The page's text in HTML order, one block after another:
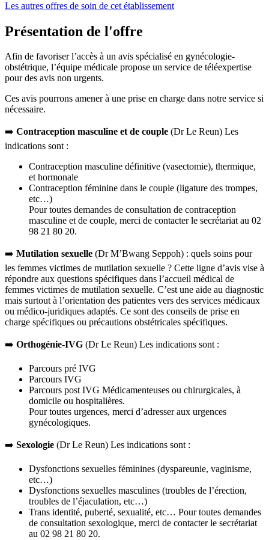
Les autres offres de soin de cet établissement
Présentation de l'offre
Afin de favoriser l’accès à un avis spécialisé en gynécologie-
obstétrique, l’équipe médicale propose un service de téléexpertise
pour des avis non urgents.
Ces avis pourrons amener à une prise en charge dans notre service si
nécessaire.
➡️ Contraception masculine et de couple (Dr Le Reun) Les
indications sont :
Contraception masculine définitive (vasectomie), thermique,
et hormonale
Contraception féminine dans le couple (ligature des trompes,
etc…)
Pour toutes demandes de consultation de contraception
masculine et de couple, merci de contacter le secrétariat au 02
98 21 80 20.
➡️ Mutilation sexuelle (Dr M’Bwang Seppoh) : quels soins pour
les femmes victimes de mutilation sexuelle ? Cette ligne d’avis vise à
répondre aux questions spécifiques dans l’accueil médical de
femmes victimes de mutilation sexuelle. C’est une aide au diagnostic
mais surtout à l’orientation des patientes vers des services médicaux
ou médico-juridiques adaptés. Ce sont des conseils de prise en
charge spécifiques ou précautions obstétricales spécifiques.
➡️ Orthogénie-IVG (Dr Le Reun) Les indications sont :
Parcours pré IVG
Parcours IVG
Parcours post IVG Médicamenteuses ou chirurgicales, à
domicile ou hospitalières.
Pour toutes urgences, merci d’adresser aux urgences
gynécologiques.
➡️ Sexologie (Dr Le Reun) Les indications sont :
Dysfonctions sexuelles féminines (dyspareunie, vaginisme,
etc…)
Dysfonctions sexuelles masculines (troubles de l’érection,
troubles de l’éjaculation, etc…)
Trans identité, puberté, sexualité, etc… Pour toutes demandes
de consultation sexologique, merci de contacter le secrétariat
au 02 98 21 80 20.